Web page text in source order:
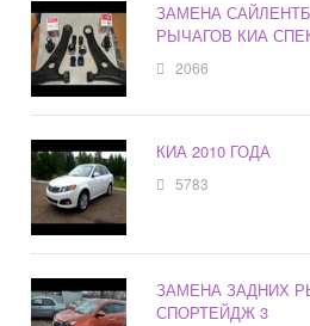
ЗАМЕНА
РЫЧАГОВ КИА
2066
КИА 2010 ГОДА
5783
ЗАМЕНА ЗАДНИХ
СПОРТЕЙДЖ 3